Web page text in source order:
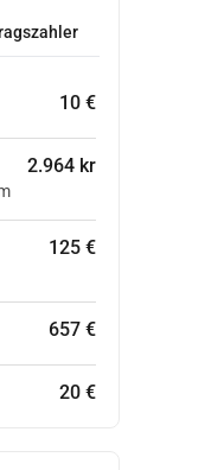
10 €
2.964 kr
125 €
657 €
20 €